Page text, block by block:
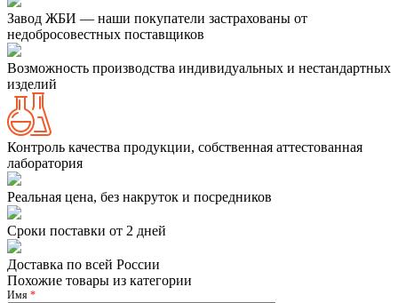
Завод ЖБИ — наши покупатели застрахованы от
недобросовестных поставщиков
Возможность производства индивидуальных и нестандартных
изделий
Контроль качества продукции, собственная аттестованная
лаборатория
Реальная цена, без накруток и посредников
Сроки поставки от 2 дней
Доставка по всей России
Похожие товары из категории
Имя *